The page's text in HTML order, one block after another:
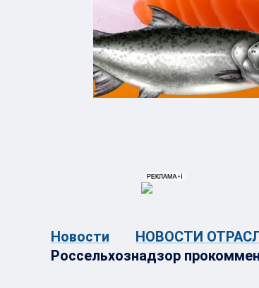
Новости
НОВОСТИ
Россельхознадзор